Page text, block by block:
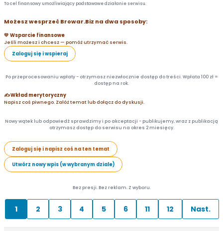
To cel finansowy umożliwiający podstawowe działanie serwisu.
Możesz wesprzeć Browar.Biz na dwa sposoby:
💛 Wsparcie finansowe
Jeśli możesz i chcesz — pomóż utrzymać serwis.
Zaloguj się i wspieraj
Po przeprocesowaniu wpłaty - otrzymasz niezwłocznie dostęp do treści. Wpłata 100 zł =
dostęp na rok.
✍️ Wkład merytoryczny
Napisz coś piwnego. Załóż temat lub dołącz do dyskusji.
Nowy wątek lub odpowiedź sprawdzimy i po akceptacji - publikujemy, wraz z publikacją
otrzymasz dostęp do serwisu na okres 2 miesięcy.
Zaloguj się i napisz coś na ten temat
Utwórz nowy wpis (w wybranym dziale)
Bez presji. Bez reklam. Z wyboru.
1 2 3 4 5 6 11 12 Nast.